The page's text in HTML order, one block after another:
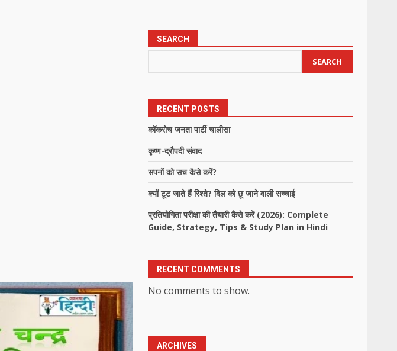
SEARCH
SEARCH
RECENT POSTS
कॉकरोच जनता पार्टी चालीसा
कृष्ण-द्रौपदी संवाद
सपनों को सच कैसे करें?
क्यों टूट जाते हैं रिश्ते? दिल को छू जाने वाली सच्चाई
प्रतियोगिता परीक्षा की तैयारी कैसे करें (2026): Complete
Guide, Strategy, Tips & Study Plan in Hindi
RECENT COMMENTS
No comments to show.
ARCHIVES